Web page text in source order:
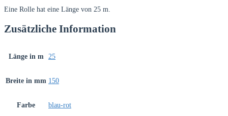
Eine Rolle hat eine Länge von 25 m.
Zusätzliche Information
Länge in m 25
Breite in mm 150
Farbe blau-rot